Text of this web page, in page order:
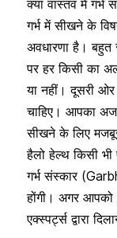
क्या वास्तव में
गर्भ में सीखने के
अवधारणा है। बहुत
पर हर किसी का
या नहीं। दूसरी
चाहिए। आपका
सीखने के लिए
हैलो हेल्थ किसी
गर्भ संस्कार
होंगी। अगर
एक्स्पर्ट्स द्वारा